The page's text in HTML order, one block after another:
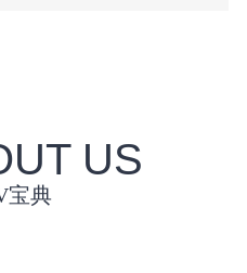
US
宝典